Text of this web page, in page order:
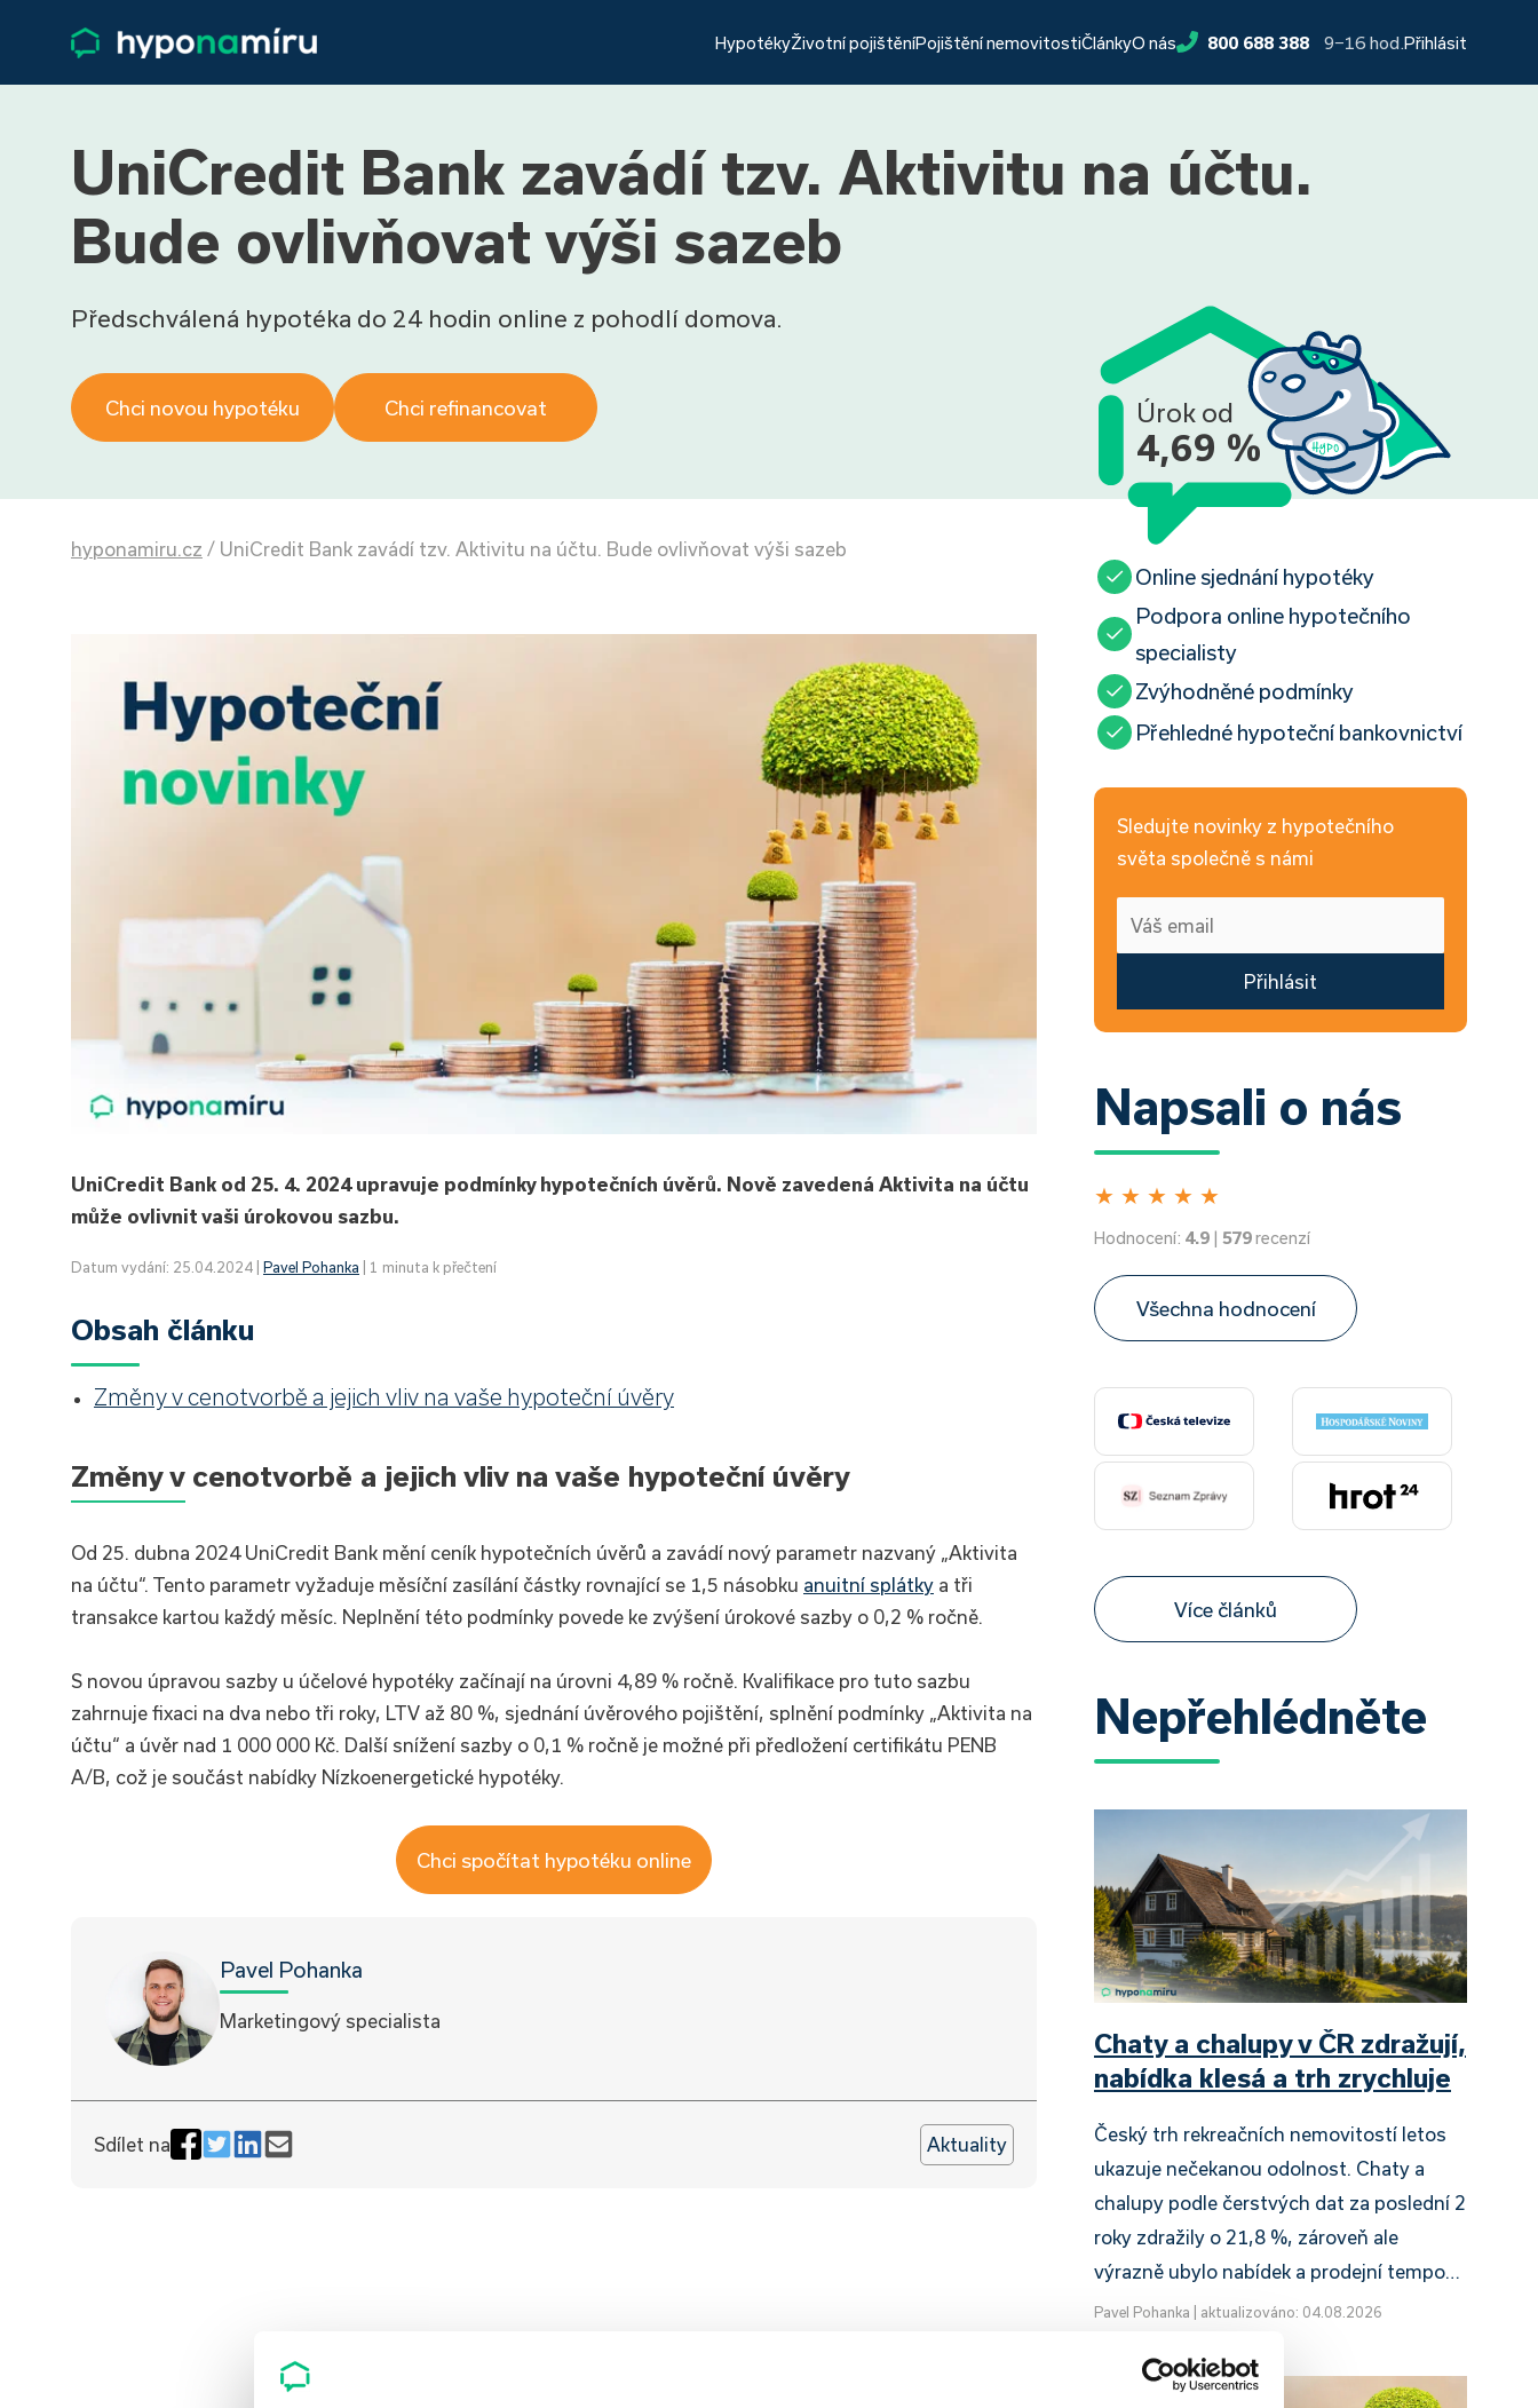
HypotékyŽivotní pojištěníPojištění nemovitostiČlánkyO nás 800 688 388 9−16 hod. Přihlásit
UniCredit Bank zavádí tzv. Aktivitu na účtu.
Bude ovlivňovat výši sazeb
Předschválená hypotéka do 24 hodin online z pohodlí domova.
Chci novou hypotéku Chci refinancovat Úrok od
4,69 %
hyponamiru.cz / UniCredit Bank zavádí tzv. Aktivitu na účtu. Bude ovlivňovat výši sazeb
UniCredit Bank od 25. 4. 2024 upravuje podmínky hypotečních úvěrů. Nově zavedená Aktivita na účtu
může ovlivnit vaši úrokovou sazbu.
Datum vydání: 25.04.2024 | Pavel Pohanka | 1 minuta k přečtení
Obsah článku
Změny v cenotvorbě a jejich vliv na vaše hypoteční úvěry
Změny v cenotvorbě a jejich vliv na vaše hypoteční úvěry
Od 25. dubna 2024 UniCredit Bank mění ceník hypotečních úvěrů a zavádí nový parametr nazvaný „Aktivita
na účtu“. Tento parametr vyžaduje měsíční zasílání částky rovnající se 1,5 násobku anuitní splátky a tři
transakce kartou každý měsíc. Neplnění této podmínky povede ke zvýšení úrokové sazby o 0,2 % ročně.
S novou úpravou sazby u účelové hypotéky začínají na úrovni 4,89 % ročně. Kvalifikace pro tuto sazbu
zahrnuje fixaci na dva nebo tři roky, LTV až 80 %, sjednání úvěrového pojištění, splnění podmínky „Aktivita na
účtu“ a úvěr nad 1 000 000 Kč. Další snížení sazby o 0,1 % ročně je možné při předložení certifikátu PENB
A/B, což je součást nabídky Nízkoenergetické hypotéky.
Chci spočítat hypotéku online
Pavel Pohanka
Marketingový specialista
Sdílet na Aktuality
Online sjednání hypotéky
Podpora online hypotečního
specialisty
Zvýhodněné podmínky
Přehledné hypoteční bankovnictví
Sledujte novinky z hypotečního
světa společně s námi
Přihlásit
Napsali o nás
★ ★ ★ ★ ★
Hodnocení: 4.9 | 579recenzí
Všechna hodnocení
Více článků
Nepřehlédněte
Chaty a chalupy v ČR zdražují,
nabídka klesá a trh zrychluje
Český trh rekreačních nemovitostí letos
ukazuje nečekanou odolnost. Chaty a
chalupy podle čerstvých dat za poslední 2
roky zdražily o 21,8 %, zároveň ale
výrazně ubylo nabídek a prodejní tempo…
Pavel Pohanka aktualizováno: 04.08.2026